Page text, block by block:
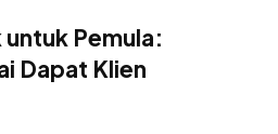
Pemula:
Dapat Klien